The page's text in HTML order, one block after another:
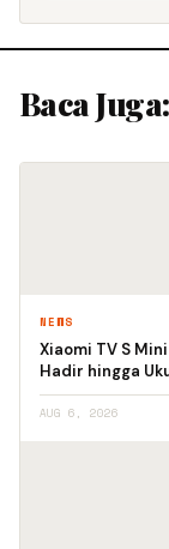
Baca Juga:
NEWS
Xiaomi TV S
Hadir hingga
AUG 6, 2026